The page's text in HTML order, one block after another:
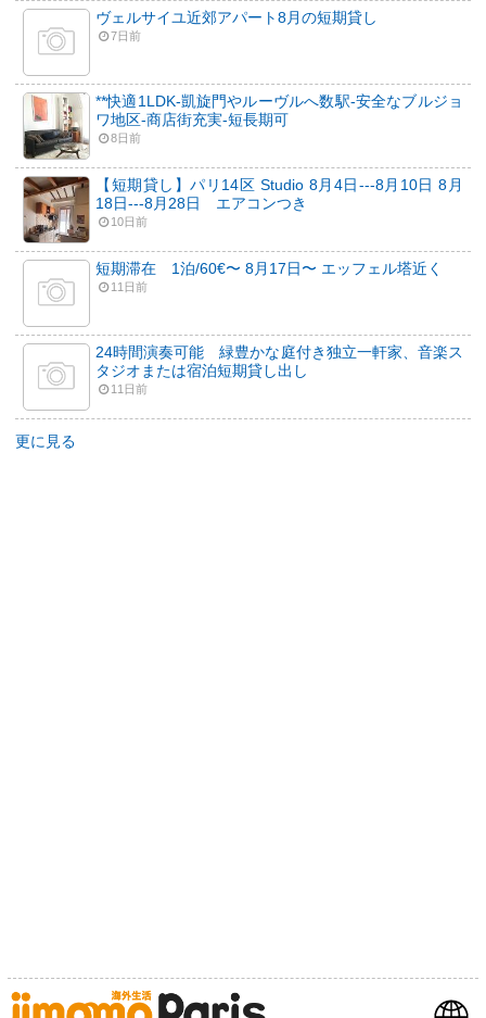
ヴェルサイユ近郊アパート8月の短期貸し
7日前
**快適1LDK-凱旋門やルーヴルへ数駅-安全なブルジョ
ワ地区-商店街充実-短長期可
8日前
【短期貸し】パリ14区 Studio 8月4日---8月10日 8月
18日---8月28日 エアコンつき
10日前
短期滞在 1泊/60€〜 8月17日〜 エッフェル塔近く
11日前
24時間演奏可能 緑豊かな庭付き独立一軒家、音楽ス
タジオまたは宿泊短期貸し出し
11日前
更に見る